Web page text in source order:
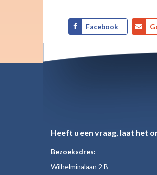
Facebook
Heeft u een vraag, laat het
Bezoekadres:
Wilhelminalaan 2 B